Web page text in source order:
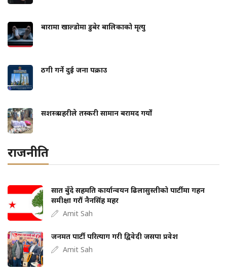
बारामा खाल्डोमा डुबेर बालिकाको मृत्यु
ठगी गर्ने दुई जना पक्राउ
सशस्त्र प्रहरीले तस्करी सामान बरामद गर्यों
राजनीति
सात बुँदे सहमति कार्यान्वयन ढिलासुस्तीको पार्टीमा गहन
समीक्षा गरौं नैनसिंह महर
Amit Sah
जनमत पार्टी परित्याग गरी द्विवेदी जसपा प्रवेश
Amit Sah